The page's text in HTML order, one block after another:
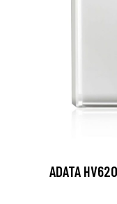
ADATA